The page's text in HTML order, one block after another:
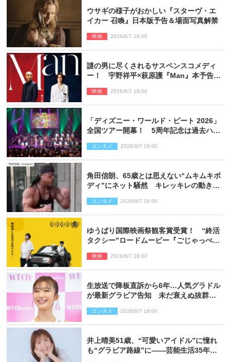
ウサギの様子がおかしい『スターヴ・エ
イカー 召喚』日本版予告＆場面写真解禁
映画 2026/8/7 18:00
謎の男に尽くされるサスペンスコメディ
ー！ 宇野祥平×萩原護『Man』本予告＆
映画 2026/8/7 18:00
「ディズニー・ワールド・ビート 2026」
全国ツアー開幕！ 5周年記念は過去ハイ
ポート】
エンタメ 2026/8/7 18:00
角田信朗、65歳とは思えない“ムキムキボ
ディ”にネット騒然 キレッキレの動きを
エンタメ 2026/8/7 18:00
ゆうばり国際映画祭観客賞受賞！ “終活
タクシー”ロードムービー『ごじゃっぺタ
映画 2026/8/7 18:00
生放送で降板直訴から6年…人気グラドル
が最新グラビア告知 未だ衰えぬ抜群ス
エンタメ 2026/8/7 18:00
井上晴美51歳、“可愛いアイドル”に憧れ
も“グラビア路線”に――芸能生活35年を